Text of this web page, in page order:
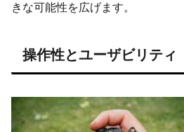
きな可能性を広げます。
操作性とユーザビリティ